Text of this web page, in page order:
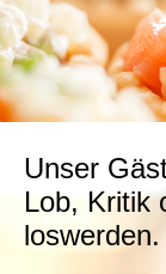
Unser
Lob, Kritik
loswerden.